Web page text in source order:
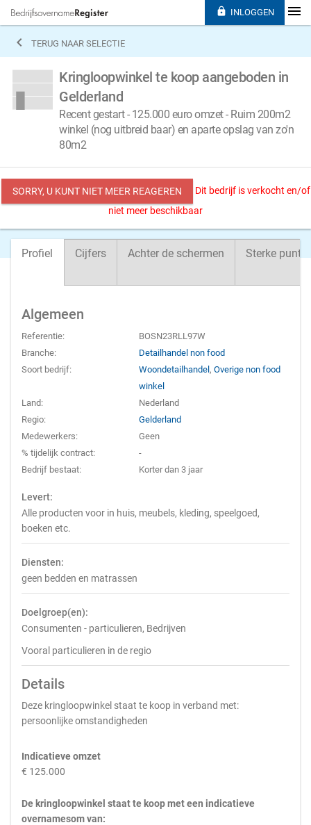
 TERUG NAAR SELECTIE
Kringloopwinkel te koop aangeboden in
Gelderland
Recent gestart - 125.000 euro omzet - Ruim 200m2
winkel (nog uitbreid baar) en aparte opslag van zo'n
80m2
SORRY, U KUNT NIET MEER REAGEREN
Dit bedrijf is verkocht en/of
niet meer beschikbaar
Profiel Cijfers Achter de schermen Sterke
Algemeen
Referentie:
BOSN23RLL97W
Branche:
Detailhandel non food
Soort bedrijf:
Woondetailhandel,Overige non food
winkel
Land:
Nederland
Regio:
Gelderland
Medewerkers:
Geen
% tijdelijk contract:
-
Bedrijf bestaat:
Korter dan 3 jaar
Levert:
Alle producten voor in huis, meubels, kleding, speelgoed,
boeken etc.
Diensten:
geen bedden en matrassen
Doelgroep(en):
Consumenten - particulieren, Bedrijven
Vooral particulieren in de regio
Details
Deze kringloopwinkel staat te koop in verband met:
persoonlijke omstandigheden
Indicatieve omzet
€ 125.000
De kringloopwinkel staat te koop met een indicatieve
overnamesom van:
 INLOGGEN